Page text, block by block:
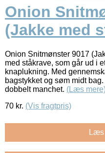
Onion
(Jakke med
Onion Snitmønster 9017
med ståkrave, som går ud i
knaplukning. Med
bagstykket og søm midt
dobbelt manchet. (Læs
70 kr. (Vis fragtpris)
Læs